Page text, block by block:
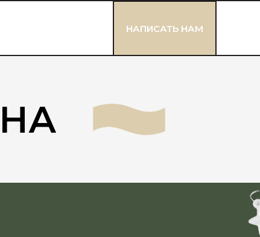
НАПИСАТЬ НАМ